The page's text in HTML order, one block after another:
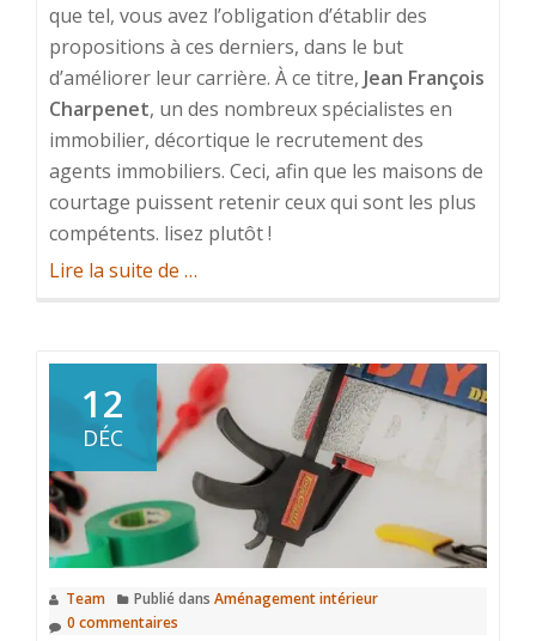
que tel, vous avez l’obligation d’établir des
propositions à ces derniers, dans le but
d’améliorer leur carrière. À ce titre, Jean François
Charpenet, un des nombreux spécialistes en
immobilier, décortique le recrutement des
agents immobiliers. Ceci, afin que les maisons de
courtage puissent retenir ceux qui sont les plus
compétents. lisez plutôt !
Lire la suite de à
recrutement
le
métier
d’agent
immobilier
…
12
DÉC
Team Publié dans Aménagement intérieur
0 commentaires